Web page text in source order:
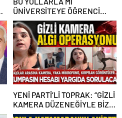
ÜNİVERSİTEYE ÖĞRENCİ
ÇAĞIRACAĞIZ?
YENİ PARTİ’Lİ TOPRAK: “GİZLİ
KAMERA DÜZENEĞİYLE BİZE
ALGI OPERASYONU YAPILDI”